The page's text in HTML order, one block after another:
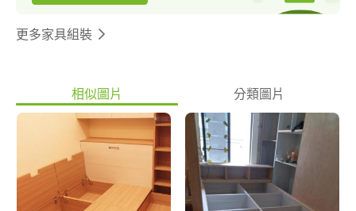
更多家具組裝
相似圖片 分類圖片